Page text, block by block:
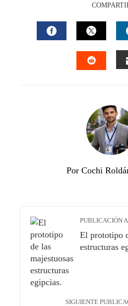
FACEBOOK
Por Cochi
PUBLICACIÓN
El prototipo
estructuras
SIGUIENTE